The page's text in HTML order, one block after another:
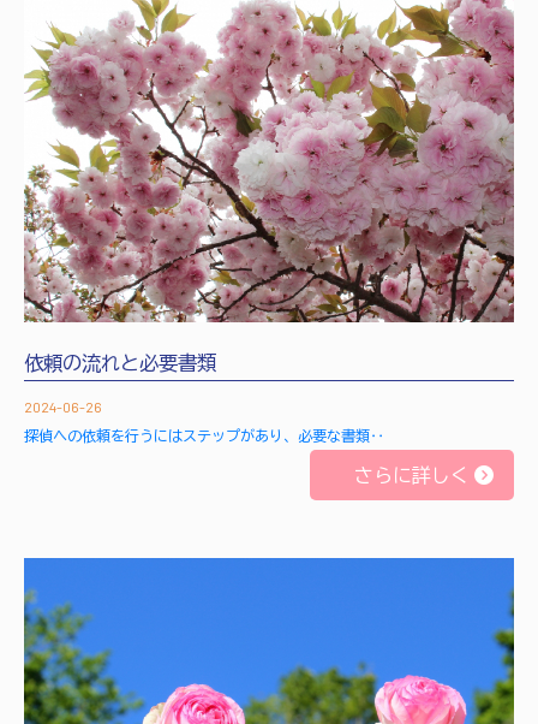
依頼の流れと必要書類
2024-06-26
探偵への依頼を行うにはステップがあり、必要な書類‥
さらに詳しく